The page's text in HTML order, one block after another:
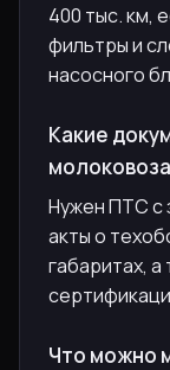
400 тыс. км,
фильтры и
насосного
Какие
Нужен ПТС с
акты о
габаритах,
Что можно